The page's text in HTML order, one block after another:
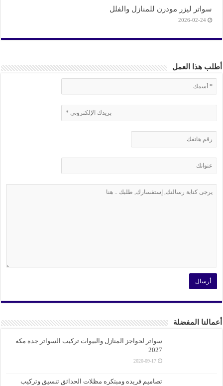
سواتر ليزر مودرن للمنازل والفلل
2026-02-24
أطلب هذا العمل
أعمالنا المفضلة
سواتر لحواجز المنازل والبيوات تركيب السواتر جده مكه
2027
2020-09-17
تصاميم فريده ومبتكره مظلات الحدائق تنسيق وتركيب